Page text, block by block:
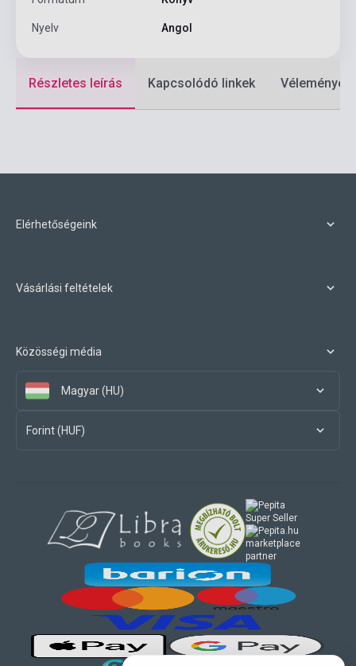
Nyelv Angol
Részletes leírás Kapcsolódó linkek Vélemények
Elérhetőségeink
Vásárlási feltételek
Közösségi média
Magyar (HU)
Forint (HUF)
marketplace
partner